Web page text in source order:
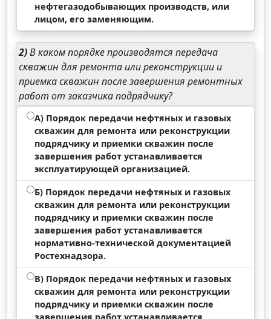
нефтегазодобывающих производств, или
лицом, его заменяющим.
2)В каком порядке производятся передача
скважин для ремонта или реконструкции и
приемка скважин после завершения ремонтных
работ от заказчика подрядчику?
А) Порядок передачи нефтяных и газовых
скважин для ремонта или реконструкции
подрядчику и приемки скважин после
завершения работ устанавливается
эксплуатирующей организацией.
Б) Порядок передачи нефтяных и газовых
скважин для ремонта или реконструкции
подрядчику и приемки скважин после
завершения работ устанавливается
нормативно-технической документацией
Ростехнадзора.
В) Порядок передачи нефтяных и газовых
скважин для ремонта или реконструкции
подрядчику и приемки скважин после